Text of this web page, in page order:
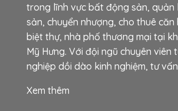
trong lĩnh vực bất động sản,
sản, chuyển nhượng, cho thuê căn
biệt thự, nhà phố thương mại tại
Mỹ Hưng. Với đội ngũ chuyên viên
nghiệp dồi dào kinh nghiệm, tư
Xem thêm